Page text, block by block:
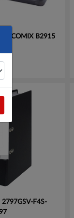
tờ COMIX B2915
2797GSV-F4S-